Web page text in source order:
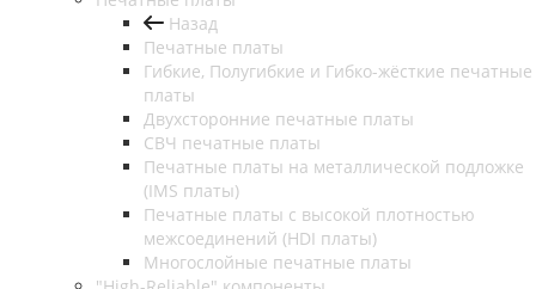
Назад
Печатные платы
Гибкие, Полугибкие и Гибко-жёсткие печатные
платы
Двухсторонние печатные платы
СВЧ печатные платы
Печатные платы на металлической подложке
(IMS платы)
Печатные платы с высокой плотностью
межсоединений (HDI платы)
Многослойные печатные платы